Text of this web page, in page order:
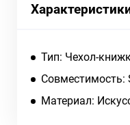
Тип: Чехол-
Совместимость:
Материал: